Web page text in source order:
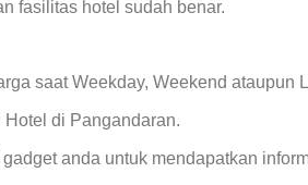
fasilitas hotel sudah benar.
saat Weekday, Weekend ataupun
di Pangandaran.
anda untuk mendapatkan